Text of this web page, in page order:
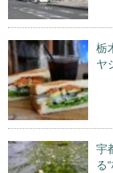
栃
ヤ
宇
る